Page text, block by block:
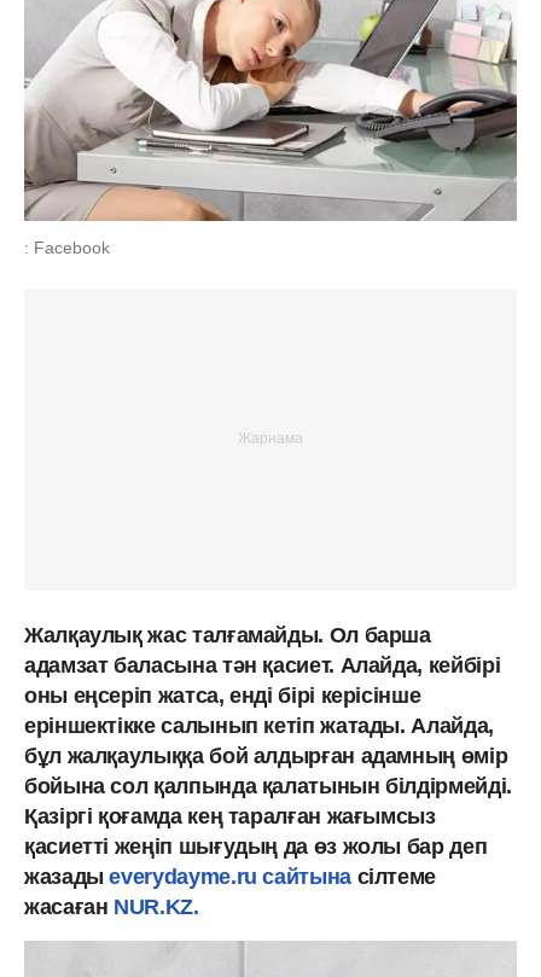
: Facebook
Жалқаулық жас талғамайды. Ол барша
адамзат баласына тән қасиет. Алайда, кейбірі
оны еңсеріп жатса, енді бірі керісінше
еріншектікке салынып кетіп жатады. Алайда,
бұл жалқаулыққа бой алдырған адамның өмір
бойына сол қалпында қалатынын білдірмейді.
Қазіргі қоғамда кең таралған жағымсыз
қасиетті жеңіп шығудың да өз жолы бар деп
жазадыeverydayme.ru сайтынасілтеме
жасаған NUR.KZ.